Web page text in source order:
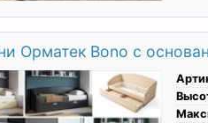
Орматек Bono с